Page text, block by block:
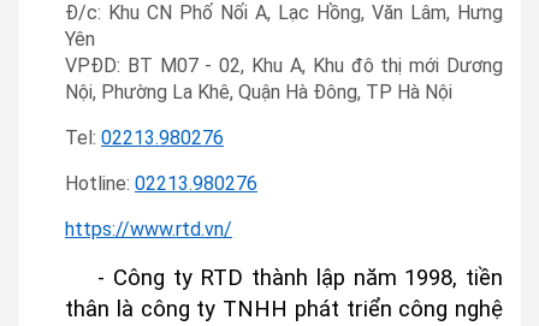
Đ/c: Khu CN Phố Nối A, Lạc Hồng, Văn Lâm, Hưng
Yên
VPĐD: BT M07 - 02, Khu A, Khu đô thị mới Dương
Nội, Phường La Khê, Quận Hà Đông, TP Hà Nội
Tel: 02213.980276
Hotline: 02213.980276
https://www.rtd.vn/
- Công ty RTD thành lập năm 1998, tiền
thân là công ty TNHH phát triển công nghệ